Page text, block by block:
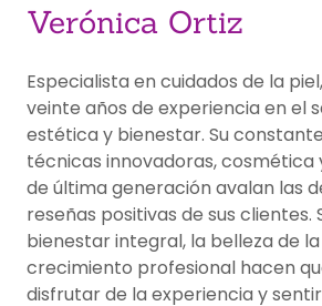
Verónica Ortiz
Especialista en cuidados de la
veinte años de experiencia en el
estética y bienestar. Su
técnicas innovadoras,
de última generación avalan las
reseñas positivas de sus clientes.
bienestar integral, la belleza de
crecimiento profesional hacen
disfrutar de la experiencia y